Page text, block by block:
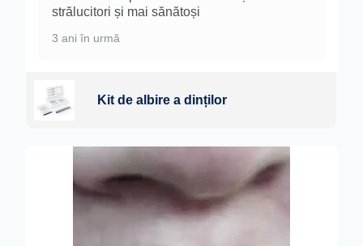
strălucitori și mai sănătoși
3 ani în urmă
Kit de albire a dinților